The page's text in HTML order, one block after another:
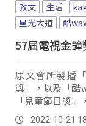
教文 生活
星光大道
酷
57屆電視金
原文會所製播
獎」，以及「酷
「兒童節目獎
裝出席、精心打
2022-10-21